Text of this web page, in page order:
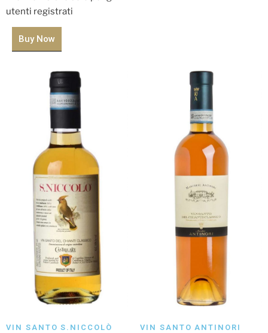
utenti registrati
Buy Now
VIN SANTO S.NICCOLÒ
VIN SANTO ANTINORI